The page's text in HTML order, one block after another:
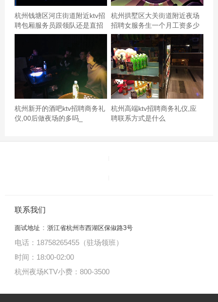
这个算比较老的ktv了吧，设备都比较偏陈旧了。我们定了
杭州钱塘区河庄街道附近ktv招
聘包厢服务员跟领队还是直招
杭州拱墅区大关街道附近夜场
招聘女服务生一个月工资多少
杭州新开的酒吧ktv招聘商务礼
仪,00后做夜场的多吗_
杭州高端ktv招聘商务礼仪,应
聘联系方式是什么
联系我们
面试地址 ： 浙江省杭州市西湖区保俶路3号
电话：18758265455（驻场领班）
时间：18:00-02:00
杭州夜场KTV小费：800-3500